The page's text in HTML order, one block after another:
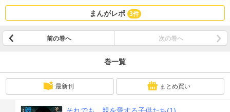
まんがレポ 3件
前の巻へ 次の巻へ
巻一覧
最新刊 まとめ買い
それでも、親を愛する子供たち(1)